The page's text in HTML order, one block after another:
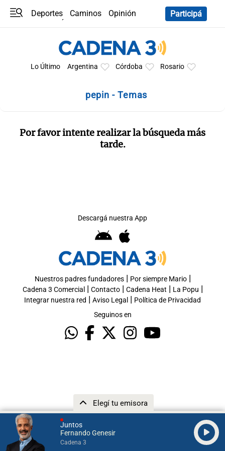
Juntos
Fernando Genesir
Cadena 3
Elegí tu emisora
Deportes Caminos
Opinión
Participá
Lo Último Argentina Córdoba Rosario
pepin - Temas
Por favor intente realizar la búsqueda más
tarde.
Descargá nuestra App
Nuestros padres fundadores| Por siempre Mario|
Cadena 3 Comercial | Contacto| Cadena Heat | La Popu |
Integrar nuestra red | Aviso Legal | Política de Privacidad
Seguinos en